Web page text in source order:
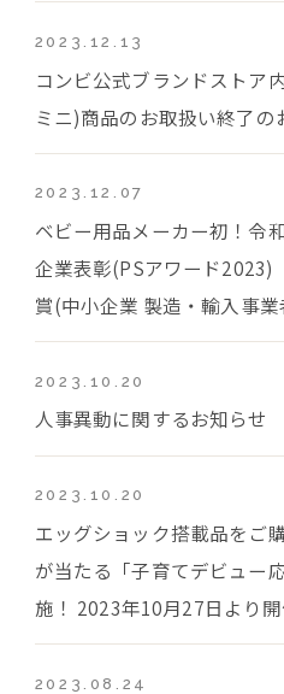
2023.12.13
コンビ公式ブランドストア
ミニ)商品のお取扱い終了の
2023.12.07
ベビー用品メーカー初！令
企業表彰(PSアワード2023)
賞(中小企業 製造・輸入事
2023.10.20
人事異動に関するお知らせ
2023.10.20
エッグショック搭載品をご
が当たる「子育てデビュー
施！ 2023年10月27日より
2023.08.24